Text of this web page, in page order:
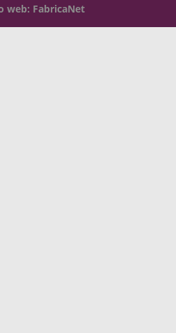
web: FabricaNet